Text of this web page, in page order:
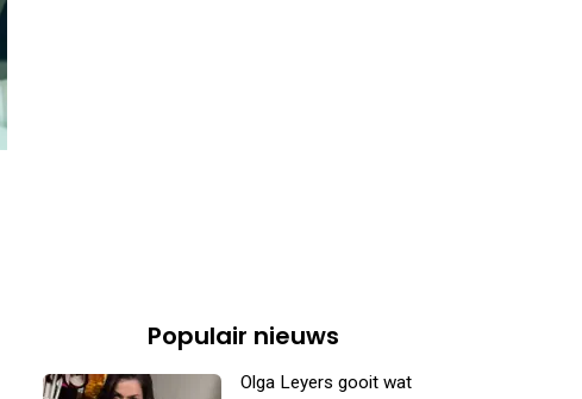
Populair nieuws
Olga Leyers gooit wat